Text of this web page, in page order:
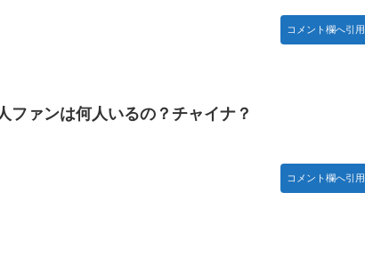
不具合が発生
接待を行い審判を買収していたことが発覚…（ﾌﾞﾙﾌﾞﾙ」＝韓国
コメント欄へ引用
ファンは何人いるの？チャイナ？
コメント欄へ引用